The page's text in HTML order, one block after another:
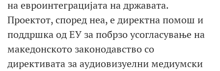
на евроинтеграцијата на државата.
Проектот, според неа, е директна помош и
поддршка од ЕУ за побрзо усогласување на
македонското законодавство со
директивата за аудиовизуелни медиумски